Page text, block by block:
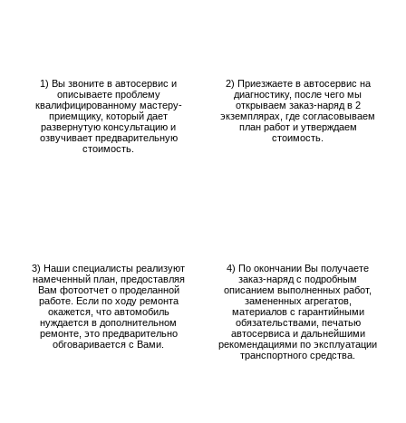
1) Вы звоните в автосервис и
описываете проблему
квалифицированному мастеру-
приемщику, который дает
развернутую консультацию и
озвучивает предварительную
стоимость.
2) Приезжаете в автосервис на
диагностику, после чего мы
открываем заказ-наряд в 2
экземплярах, где согласовываем
план работ и утверждаем
стоимость.
3) Наши специалисты реализуют
намеченный план, предоставляя
Вам фотоотчет о проделанной
работе. Если по ходу ремонта
окажется, что автомобиль
нуждается в дополнительном
ремонте, это предварительно
обговаривается с Вами.
4) По окончании Вы получаете
заказ-наряд с подробным
описанием выполненных работ,
замененных агрегатов,
материалов с гарантийными
обязательствами, печатью
автосервиса и дальнейшими
рекомендациями по эксплуатации
транспортного средства.